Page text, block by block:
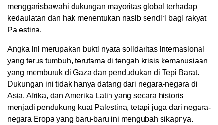
menggarisbawahi dukungan mayoritas global terhadap
kedaulatan dan hak menentukan nasib sendiri bagi rakyat
Palestina.
Angka ini merupakan bukti nyata solidaritas internasional
yang terus tumbuh, terutama di tengah krisis kemanusiaan
yang memburuk di Gaza dan pendudukan di Tepi Barat.
Dukungan ini tidak hanya datang dari negara-negara di
Asia, Afrika, dan Amerika Latin yang secara historis
menjadi pendukung kuat Palestina, tetapi juga dari negara-
negara Eropa yang baru-baru ini mengubah sikapnya.